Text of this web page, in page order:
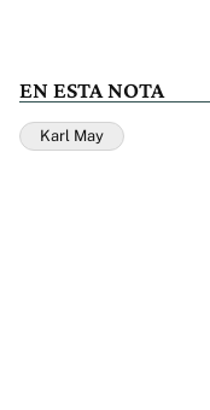
EN ESTA NOTA
Karl May